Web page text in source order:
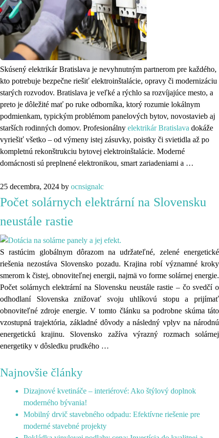
Skúsený elektrikár Bratislava je nevyhnutným partnerom pre každého,
kto potrebuje bezpečne riešiť elektroinštalácie, opravy či modernizáciu
starých rozvodov. Bratislava je veľké a rýchlo sa rozvíjajúce mesto, a
preto je dôležité mať po ruke odborníka, ktorý rozumie lokálnym
podmienkam, typickým problémom panelových bytov, novostavieb aj
starších rodinných domov. Profesionálny elektrikár Bratislava dokáže
vyriešiť všetko – od výmeny istej zásuvky, poistky či svietidla až po
kompletnú rekonštrukciu bytovej elektroinštalácie. Moderné
domácnosti sú preplnené elektronikou, smart zariadeniami a …
25 decembra, 2024 by ocnsignalc
Počet solárnych elektrární na Slovensku
neustále rastie
S rastúcim globálnym dôrazom na udržateľné, zelené energetické
riešenia nezostáva Slovensko pozadu. Krajina robí významné kroky
smerom k čistej, obnoviteľnej energii, najmä vo forme solárnej energie.
Počet solárnych elektrární na Slovensku neustále rastie – čo svedčí o
odhodlaní Slovenska znižovať svoju uhlíkovú stopu a prijímať
obnoviteľné zdroje energie. V tomto článku sa podrobne skúma táto
vzostupná trajektória, základné dôvody a následný vplyv na národnú
energetickú krajinu. Slovensko zažíva výrazný rozmach solárnej
energetiky v dôsledku prudkého …
Najnovšie články
Dizajnové kvetináče – interiérové: Ako štýlový doplnok
moderného bývania!
Mobilný drvič stavebného odpadu: Efektívne riešenie pre
moderné stavebné projekty